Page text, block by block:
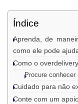
Índice
Aprenda, de
como ele pode
Como o
Procure conhecer
Cuidado para não
Conte com um